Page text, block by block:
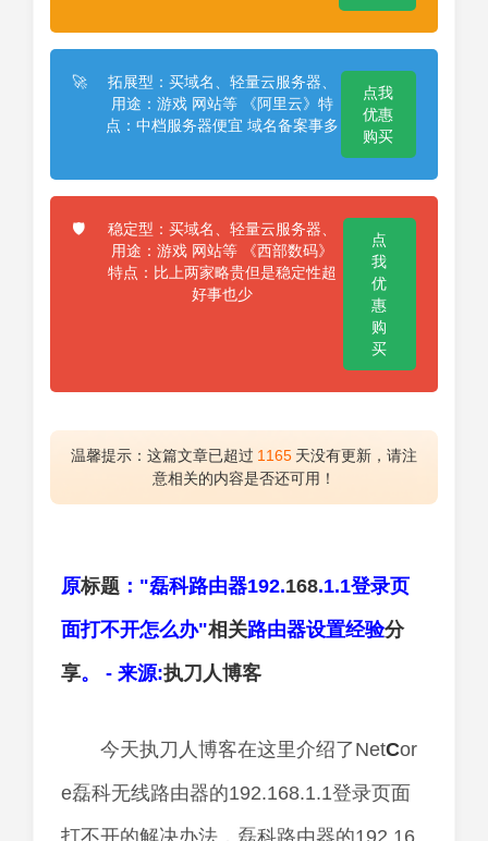
🚀
拓展型：买域名、轻量云服务器、
用途：游戏 网站等 《阿里云》特
点：中档服务器便宜 域名备案事多
点我
优惠
购买
🛡️
稳定型：买域名、轻量云服务器、
用途：游戏 网站等 《西部数码》
特点：比上两家略贵但是稳定性超
好事也少
点
我
优
惠
购
买
温馨提示：这篇文章已超过 1165 天没有更新，请注
意相关的内容是否还可用！
原标题 ："磊科路由器192.168.1.1登录页
面打不开怎么办"相关路由器设置经验分
享。 - 来源:执刀人博客
今天执刀人博客在这里介绍了NetCor
e磊科无线路由器的192.168.1.1登录页面